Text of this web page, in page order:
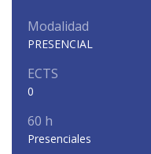
Modalidad
PRESENCIAL
ECTS
0
60 h
Presenciales